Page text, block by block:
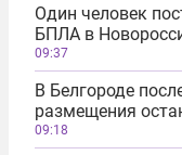
Один человек
БПЛА в
09:37
В Белгороде
размещения
09:18